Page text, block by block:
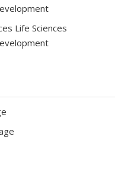
Life Sciences